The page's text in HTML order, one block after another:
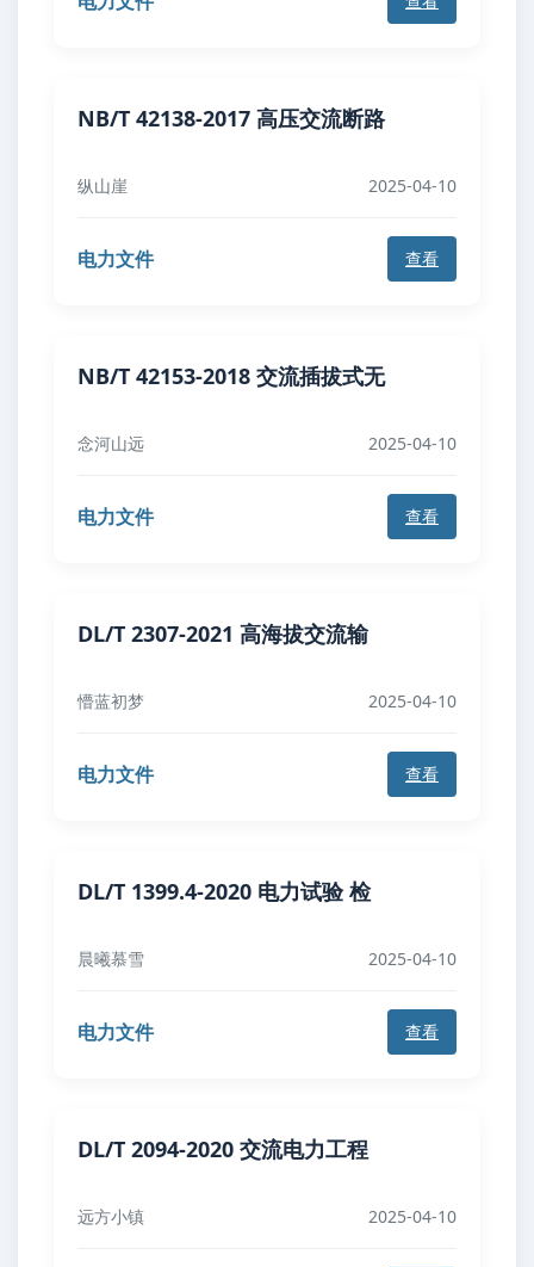
NB/T 42138-2017 高压交流断路
纵山崖 2025-04-10
电力文件 查看
NB/T 42153-2018 交流插拔式无
念河山远 2025-04-10
电力文件 查看
DL/T 2307-2021 高海拔交流输
懵蓝初梦 2025-04-10
电力文件 查看
DL/T 1399.4-2020 电力试验 检
晨曦慕雪 2025-04-10
电力文件 查看
DL/T 2094-2020 交流电力工程
远方小镇 2025-04-10